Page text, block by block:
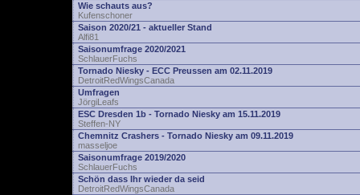
Wie schauts aus?
Kufenschoner
Saison 2020/21 - aktueller Stand
Alfi81
Saisonumfrage 2020/2021
SchlauerFuchs
Tornado Niesky - ECC Preussen am 02.11.2019
DetroitRedWingsCanada
Umfragen
JörgiLeafs
ESC Dresden 1b - Tornado Niesky am 15.11.2019
Steffen-NY
Chemnitz Crashers - Tornado Niesky am 09.11.2019
masseljoe
Saisonumfrage 2019/2020
SchlauerFuchs
Schön dass Ihr wieder da seid
DetroitRedWingsCanada